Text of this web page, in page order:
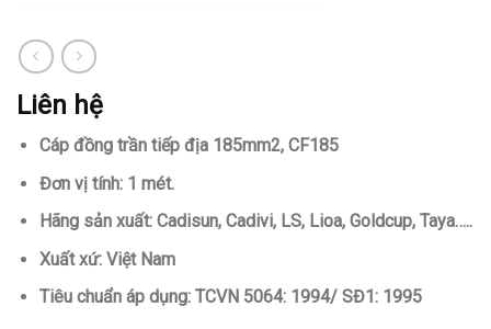
Liên hệ
Cáp đồng trần tiếp địa 185mm2, CF185
Đơn vị tính: 1 mét.
Hãng sản xuất: Cadisun, Cadivi, LS, Lioa, Goldcup, Taya…..
Xuất xứ: Việt Nam
Tiêu chuẩn áp dụng: TCVN 5064: 1994/ SĐ1: 1995